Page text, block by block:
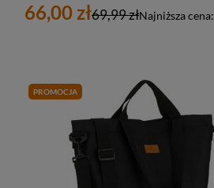
66,00 zł Najniższa cena:
69,99 zł
PROMOCJA